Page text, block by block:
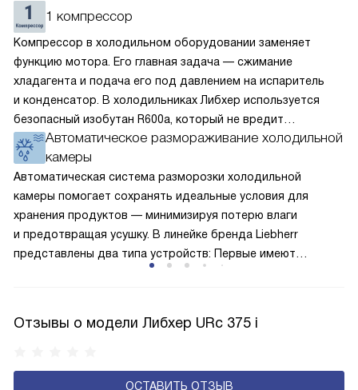
1 компрессор
Компрессор в холодильном оборудовании заменяет
функцию мотора. Его главная задача — сжимание
хладагента и подача его под давлением на испаритель
и конденсатор. В холодильниках Либхер используется
безопасный изобутан R600a, который не вредит
окружающей среде. Компрессор перегоняет его
по охладительному контуру по принципу насоса. Чем
лучше работает «мотор» прибора, тем качественнее
и быстрее происходит охлаждение, затрачивается
меньше электроэнергии.
Автоматическое размораживание холодильной
камеры
Автоматическая система разморозки холодильной
камеры помогает сохранять идеальные условия для
хранения продуктов — минимизируя потерю влаги
и предотвращая усушку. В линейке бренда Liebherr
представлены два типа устройств: Первые имеют
с панелью, выполняющей функцию «сухой стенки». Такие
эксплуатацию и чаще всего оснащены нулевой зоной
Отзывы о модели Либхер URc 375 i
ОСТАВИТЬ ОТЗЫВ